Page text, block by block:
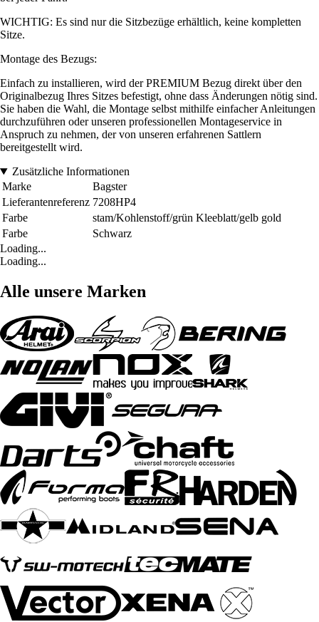
WICHTIG: Es sind nur die Sitzbezüge erhältlich, keine kompletten
Sitze.
Montage des Bezugs:
Einfach zu installieren, wird der PREMIUM Bezug direkt über den
Originalbezug Ihres Sitzes befestigt, ohne dass Änderungen nötig sind.
Sie haben die Wahl, die Montage selbst mithilfe einfacher Anleitungen
durchzuführen oder unseren professionellen Montageservice in
Anspruch zu nehmen, der von unseren erfahrenen Sattlern
bereitgestellt wird.
Zusätzliche Informationen
Marke
Bagster
Lieferantenreferenz 7208HP4
Farbe
stam/Kohlenstoff/grün Kleeblatt/gelb gold
Farbe
Schwarz
Loading...
Loading...
Alle unsere Marken